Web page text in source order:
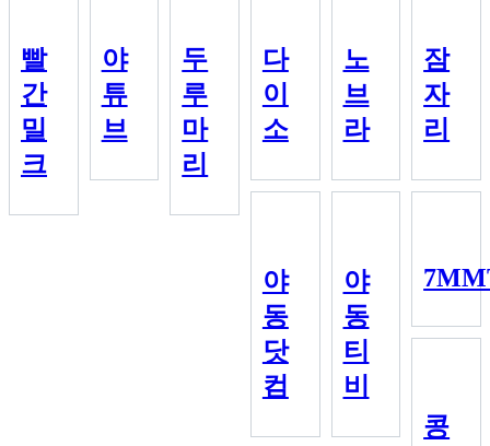
빨
간
밀
크
야
튜
브
두
루
마
리
다
이
소
노
브
라
잠
자
리
야
동
닷
컴
야
동
티
비
콩